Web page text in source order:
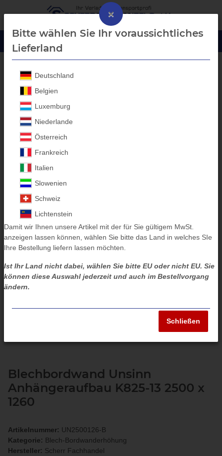
Blech-Bordwanderhöhung
Blechbordwand Unsinn
Anhängeraufbau K825-13 2500 x
1260
Artikelnummer: UN2500126-B
Kategorie: Blech-Bordwanderhöhung
Hersteller: Scherr Fachhandel
×
Bitte wählen Sie Ihr voraussichtliches
Lieferland
Deutschland
Belgien
Luxemburg
Niederlande
Österreich
Frankreich
Italien
Slowenien
Schweiz
Lichtenstein
Damit wir Ihnen unsere Artikel mit der für Sie gültigem MwSt.
anzeigen lassen können, wählen Sie bitte das Land in welches SIe
Ihre Bestellung liefern lassen möchten.
Ist Ihr Land nicht dabei, wählen Sie bitte EU oder nicht EU. Sie
können diese Auswahl jederzeit und auch im Bestellvorgang
ändern.
Schließen